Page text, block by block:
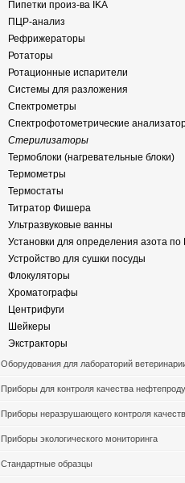
Пипетки произ-ва IKA
ПЦР-анализ
Рефрижераторы
Ротаторы
Ротационные испарители
Системы для разложения
Спектрометры
Спектрофотометрические
Стерилизаторы
Термоблоки (нагревательные блоки)
Термометры
Термостаты
Титратор Фишера
Ультразвуковые ванны
Установки для определения азота по
Устройство для сушки посуды
Флокуляторы
Хроматографы
Центрифуги
Шейкеры
Экстракторы
Оборудования для лабораторий
Приборы для контроля качества
Приборы неразрушающего контроля
Приборы экологического мониторинга
Стандартные образцы